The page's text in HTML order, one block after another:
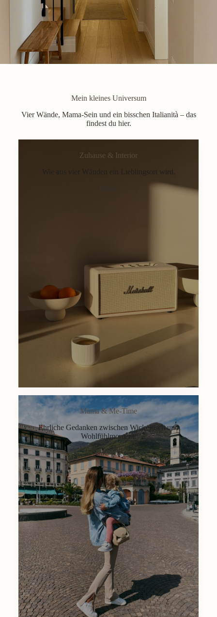
Mein kleines Universum
Vier Wände, Mama-Sein und ein bisschen Italianità – das
findest du hier.
Zuhause & Interior
Wie aus vier Wänden ein Lieblingsort wird.
Mama & Me-Time
Ehrliche Gedanken zwischen Wickeltisch und
Wohlfühlmoment.
Lifestyle